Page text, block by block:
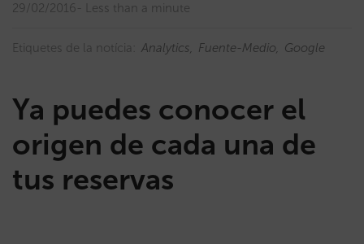
29/02/2016 Less than a minute
Etiquetes de la notícia: Analytics Fuente-Medio Google
Ya puedes conocer el
origen de cada una de
tus reservas